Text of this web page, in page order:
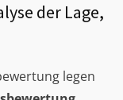
der Lage,
legen